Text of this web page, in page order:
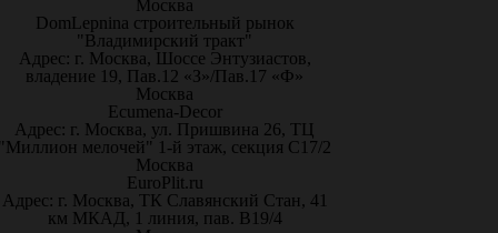
Москва
DomLepnina строительный рынок
"Владимирский тракт"
Адрес: г. Москва, Шоссе Энтузиастов,
владение 19, Пав.12 «З»/Пав.17 «Ф»
Москва
Ecumena-Decor
Адрес: г. Москва, ул. Пришвина 26, ТЦ
мелочей" 1-й этаж, секция С17/2
Москва
EuroPlit.ru
Адрес: г. Москва, ТК Славянский Стан, 41
км МКАД, 1 линия, пав. В19/4